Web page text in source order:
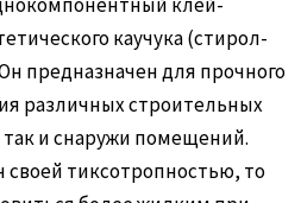
каучука (стирол-
предназначен для прочного
различных строительных
и снаружи помещений.
своей тиксотропностью, то